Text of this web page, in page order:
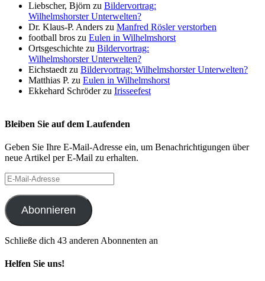
Liebscher, Björn zu Bildervortrag:
Wilhelmshorster Unterwelten?
Dr. Klaus-P. Anders zu Manfred Rösler verstorben
football bros zu Eulen in Wilhelmshorst
Ortsgeschichte zu Bildervortrag:
Wilhelmshorster Unterwelten?
Eichstaedt zu Bildervortrag: Wilhelmshorster Unterwelten?
Matthias P. zu Eulen in Wilhelmshorst
Ekkehard Schröderzu Irisseefest
Bleiben Sie auf dem Laufenden
Geben Sie Ihre E-Mail-Adresse ein, um Benachrichtigungen über
neue Artikel per E-Mail zu erhalten.
E-
Mail-
Adresse
Abonnieren
Schließe dich 43 anderen Abonnenten an
Helfen Sie uns!